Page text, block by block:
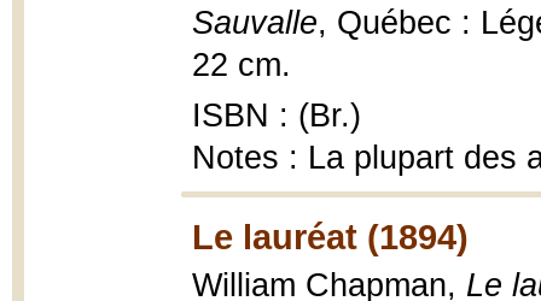
Sauvalle, Québec :
22 cm.
ISBN : (Br.)
Notes : La plupart des
Le lauréat (1894)
William Chapman, Le